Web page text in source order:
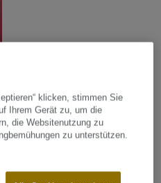
klicken, stimmen Sie
Ihrem Gerät zu, um die
die Websitenutzung zu
zu unterstützen.